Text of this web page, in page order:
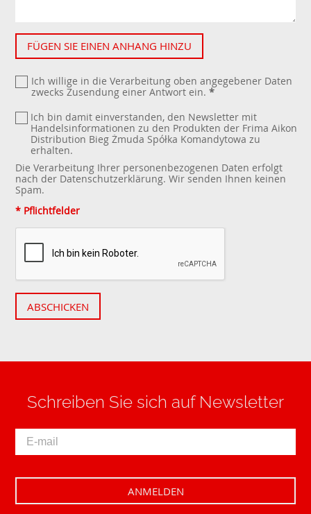
FÜGEN SIE EINEN ANHANG HINZU
Ich willige in die Verarbeitung oben angegebener Daten
zwecks Zusendung einer Antwort ein. *
Ich bin damit einverstanden, den Newsletter mit
Handelsinformationen zu den Produkten der Frima Aikon
Distribution Bieg Żmuda Spółka Komandytowa zu
erhalten.
Die Verarbeitung Ihrer personenbezogenen Daten erfolgt
nach der Datenschutzerklärung. Wir senden Ihnen keinen
Spam.
* Pflichtfelder
ABSCHICKEN
Schreiben Sie sich auf Newsletter